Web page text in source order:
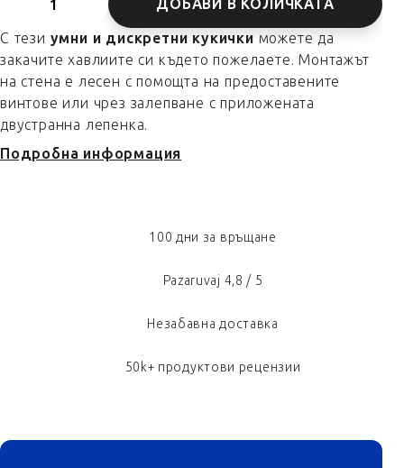
ДОБАВИ В КОЛИЧКАТА
С тези умни и дискретни кукички можете да
закачите хавлиите си където пожелаете. Монтажът
на стена е лесен с помощта на предоставените
винтове или чрез залепване с приложената
двустранна лепенка.
Подробна информация
100 дни за връщане
Pazaruvaj 4,8 / 5
Незабавна доставка
50k+ продуктови рецензии
ФУТЕР